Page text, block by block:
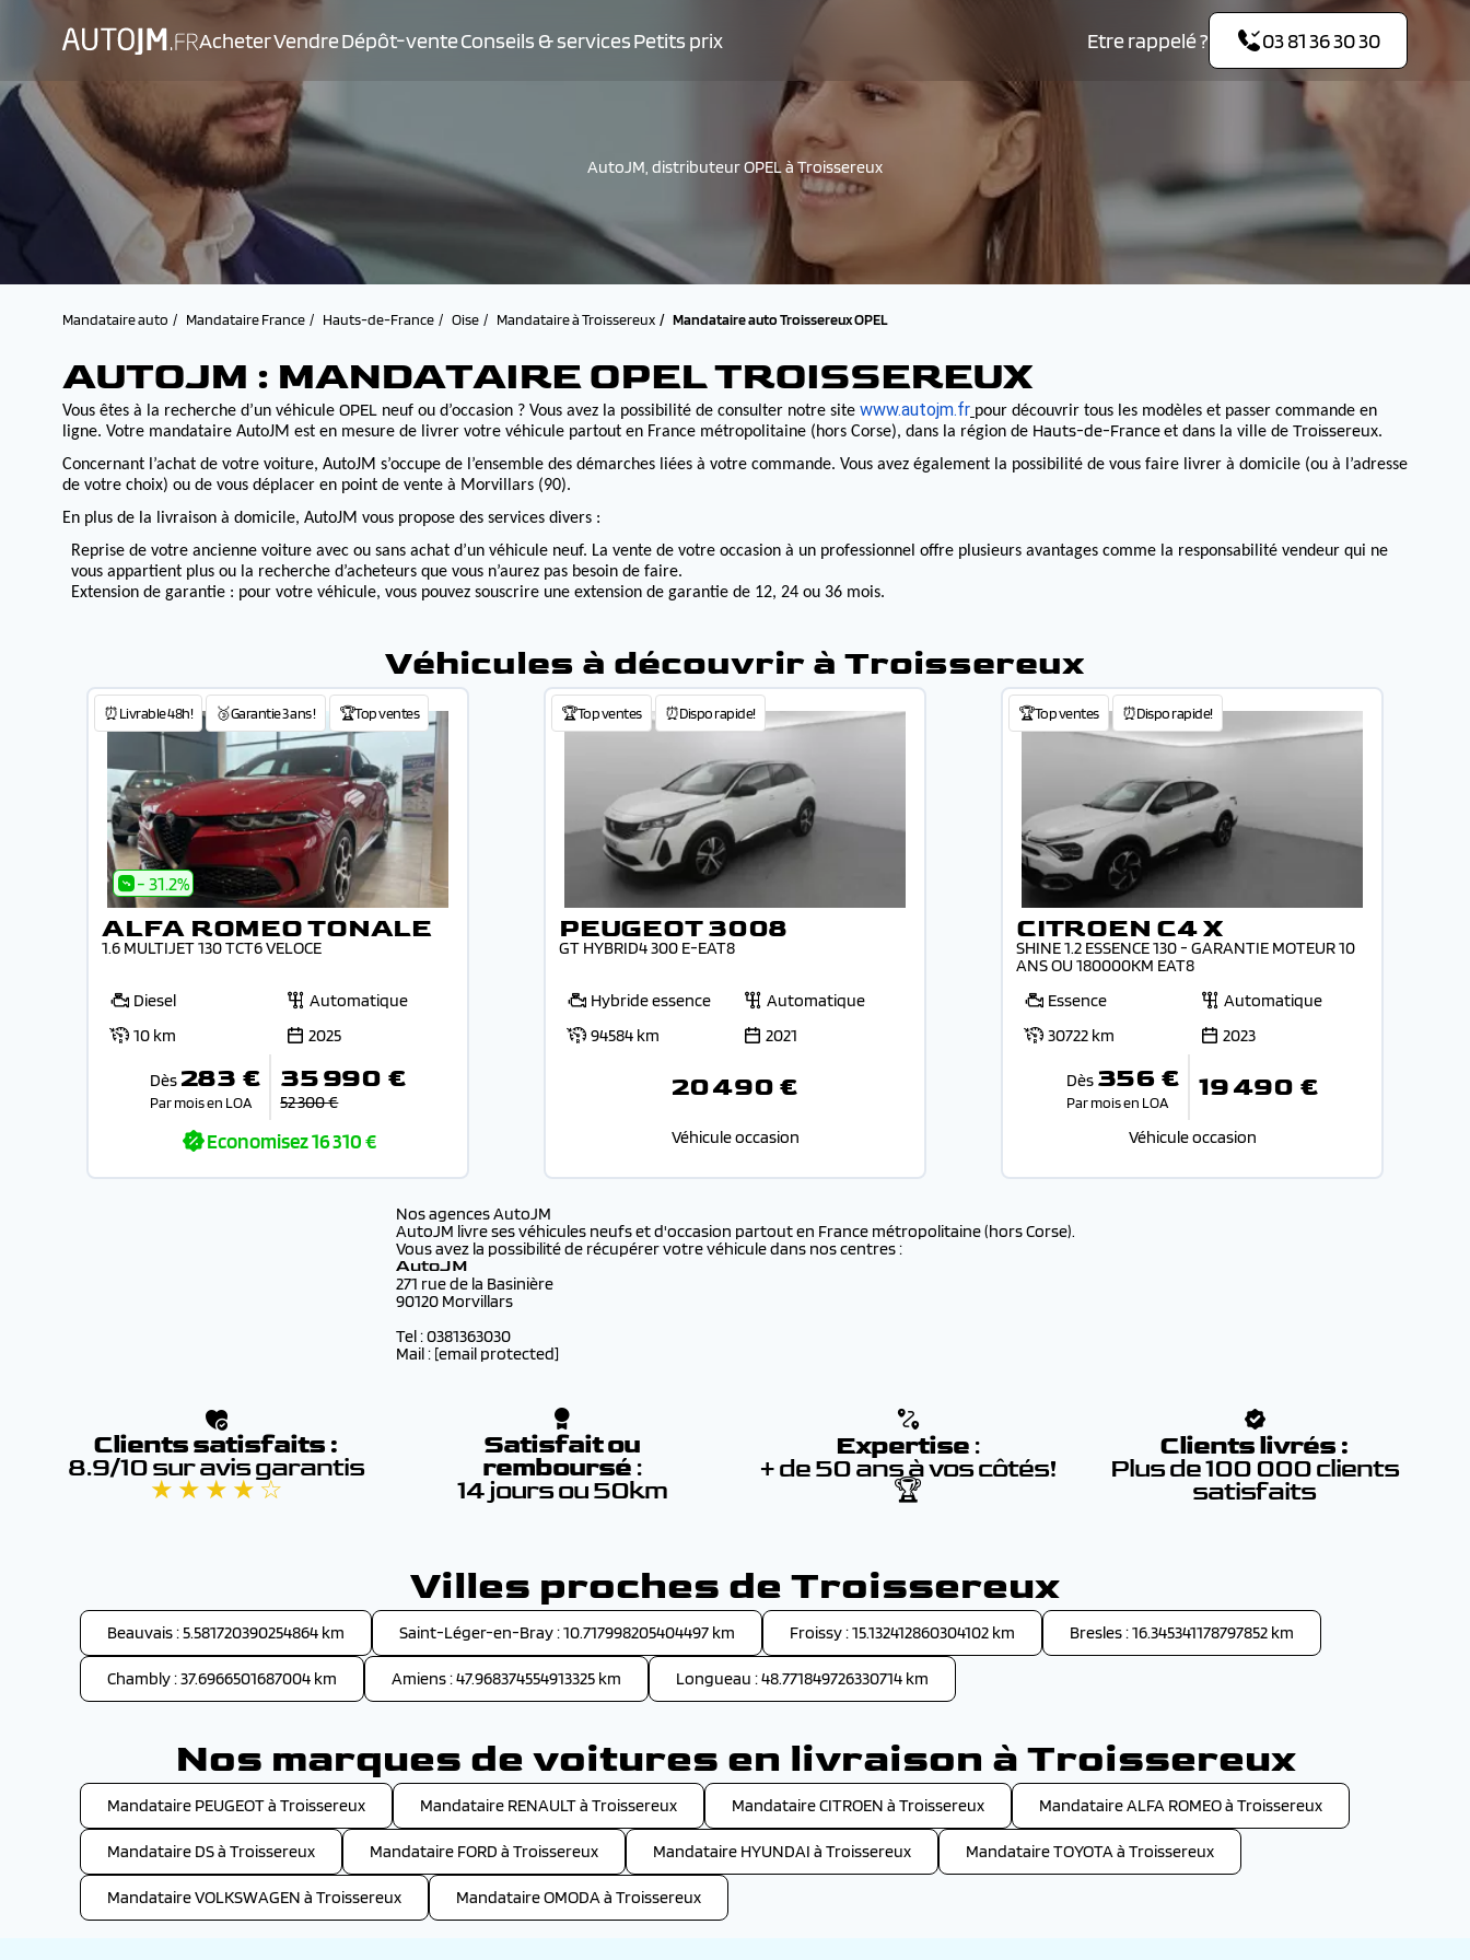
AcheterVendreDépôt-venteConseils & servicesPetits prix Etre rappelé ? 03 81 36 30 30
AutoJM, distributeur OPEL à Troissereux
Mandataire auto Mandataire France Hauts-de-France Oise Mandataire à Troissereux Mandataire auto Troissereux OPEL
AUTOJM : MANDATAIRE OPEL TROISSEREUX
Vous êtes à la recherche d’un véhicule OPEL neuf ou d’occasion ? Vous avez la possibilité de consulter notre site www.autojm.fr pour découvrir tous les modèles et passer commande en
ligne. Votre mandataire AutoJM est en mesure de livrer votre véhicule partout en France métropolitaine (hors Corse), dans la région de Hauts-de-Franceet dans la ville de Troissereux.
Concernant l’achat de votre voiture, AutoJM s’occupe de l’ensemble des démarches liées à votre commande. Vous avez également la possibilité de vous faire livrer à domicile (ou à l’adresse
de votre choix) ou de vous déplacer en point de vente à Morvillars (90).
En plus de la livraison à domicile, AutoJM vous propose des services divers :
Reprise de votre ancienne voiture avec ou sans achat d’un véhicule neuf. La vente de votre occasion à un professionnel offre plusieurs avantages comme la responsabilité vendeur qui ne
vous appartient plus ou la recherche d’acheteurs que vous n’aurez pas besoin de faire.
Extension de garantie : pour votre véhicule, vous pouvez souscrire une extension de garantie de 12, 24 ou 36 mois.
Véhicules à découvrir à Troissereux
⏰Livrable 48h! 🥉Garantie 3 ans ! 🏆Top ventes
- 31.2%
ALFA ROMEO TONALE
1.6 MULTIJET 130 TCT6 VELOCE
Diesel
Automatique
10 km
2025
Dès 283 €
Par mois en LOA
35 990 €
52 300 €
Economisez16 310 €
🏆Top ventes ⏰Dispo rapide!
PEUGEOT 3008
GT HYBRID4 300 E-EAT8
Hybride essence
Automatique
94584 km
2021
20 490 €
Véhicule occasion
🏆Top ventes ⏰Dispo rapide!
CITROEN C4 X
SHINE 1.2 ESSENCE 130 - GARANTIE MOTEUR 10
ANS OU 180000KM EAT8
Essence
Automatique
30722 km
2023
Dès 356 €
Par mois en LOA 19 490 €
Véhicule occasion
Nos agences AutoJM
AutoJM livre ses véhicules neufs et d'occasion partout en France métropolitaine (hors Corse).
Vous avez la possibilité de récupérer votre véhicule dans nos centres :
AutoJM
271 rue de la Basinière
90120 Morvillars
Tel : 0381363030
Mail : [email protected]
Clients satisfaits :
8.9/10 sur avis garantis
★ ★ ★ ★ ☆
Satisfait ou
remboursé :
14 jours ou 50km
Expertise :
+ de 50 ans à vos côtés!
🏆
Clients livrés :
Plus de 100 000 clients
satisfaits
Villes proches de Troissereux
Beauvais : 5.581720390254864 km Saint-Léger-en-Bray : 10.717998205404497 km Froissy : 15.132412860304102 km Bresles : 16.345341178797852 km
Chambly : 37.6966501687004 km Amiens : 47.968374554913325 km Longueau : 48.771849726330714 km
Nos marques de voitures en livraison à Troissereux
Mandataire PEUGEOT à Troissereux Mandataire RENAULT à Troissereux Mandataire CITROEN à Troissereux Mandataire ALFA ROMEO à Troissereux
Mandataire DS à Troissereux Mandataire FORD à Troissereux Mandataire HYUNDAI à Troissereux Mandataire TOYOTA à Troissereux
Mandataire VOLKSWAGEN à Troissereux Mandataire OMODA à Troissereux